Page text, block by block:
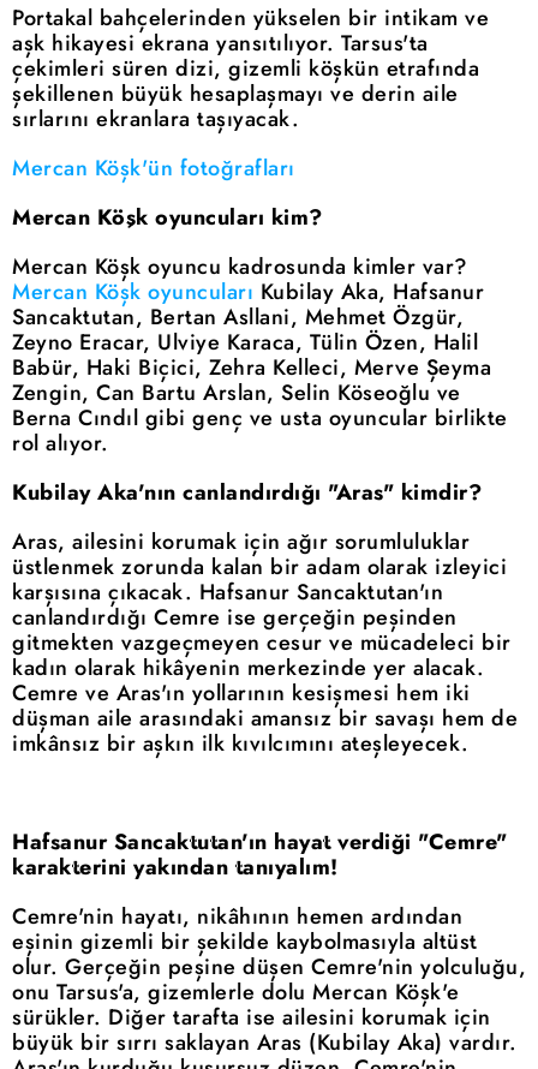
Portakal bahçelerinden yükselen bir intikam ve
aşk hikayesi ekrana yansıtılıyor. Tarsus'ta
çekimleri süren dizi, gizemli köşkün etrafında
şekillenen büyük hesaplaşmayı ve derin aile
sırlarını ekranlara taşıyacak.
Mercan Köşk'ün fotoğrafları
Mercan Köşk oyuncuları kim?
Mercan Köşk oyuncu kadrosunda kimler var?
Mercan Köşk oyuncuları Kubilay Aka, Hafsanur
Sancaktutan, Bertan Asllani, Mehmet Özgür,
Zeyno Eracar, Ulviye Karaca, Tülin Özen, Halil
Babür, Haki Biçici, Zehra Kelleci, Merve Şeyma
Zengin, Can Bartu Arslan, Selin Köseoğlu ve
Berna Cındıl gibi genç ve usta oyuncular birlikte
rol alıyor.
Kubilay Aka'nın canlandırdığı "Aras" kimdir?
Aras, ailesini korumak için ağır sorumluluklar
üstlenmek zorunda kalan bir adam olarak izleyici
karşısına çıkacak. Hafsanur Sancaktutan'ın
canlandırdığı Cemre ise gerçeğin peşinden
gitmekten vazgeçmeyen cesur ve mücadeleci bir
kadın olarak hikâyenin merkezinde yer alacak.
Cemre ve Aras'ın yollarının kesişmesi hem iki
düşman aile arasındaki amansız bir savaşı hem de
imkânsız bir aşkın ilk kıvılcımını ateşleyecek.
Hafsanur Sancaktutan'ın hayat verdiği "Cemre"
karakterini yakından tanıyalım!
Cemre'nin hayatı, nikâhının hemen ardından
eşinin gizemli bir şekilde kaybolmasıyla altüst
olur. Gerçeğin peşine düşen Cemre'nin yolculuğu,
onu Tarsus'a, gizemlerle dolu Mercan Köşk'e
sürükler. Diğer tarafta ise ailesini korumak için
büyük bir sırrı saklayan Aras (Kubilay Aka) vardır.